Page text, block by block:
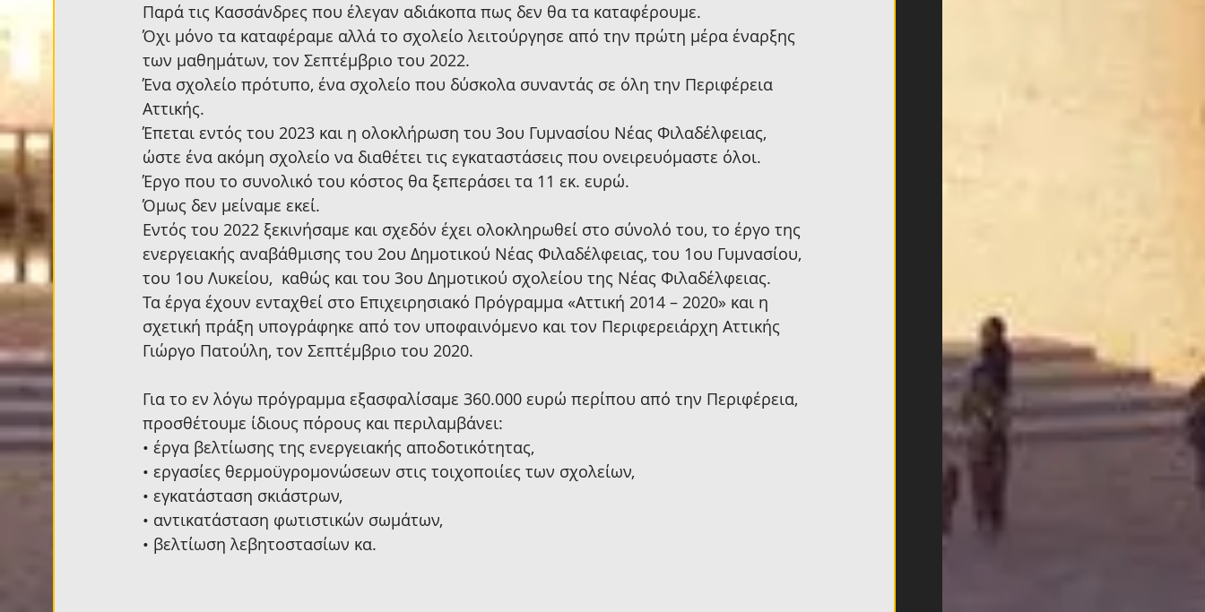
Παρά τις Κασσάνδρες που έλεγαν αδιάκοπα πως δεν θα τα καταφέρουμε.
Όχι μόνο τα καταφέραμε αλλά το σχολείο λειτούργησε από την πρώτη μέρα έναρξης
των μαθημάτων, τον Σεπτέμβριο του 2022.
Ένα σχολείο πρότυπο, ένα σχολείο που δύσκολα συναντάς σε όλη την Περιφέρεια
Αττικής.
Έπεται εντός του 2023 και η ολοκλήρωση του 3ου Γυμνασίου Νέας Φιλαδέλφειας,
ώστε ένα ακόμη σχολείο να διαθέτει τις εγκαταστάσεις που ονειρευόμαστε όλοι.
Έργο που το συνολικό του κόστος θα ξεπεράσει τα 11 εκ. ευρώ.
Όμως δεν μείναμε εκεί.
Εντός του 2022 ξεκινήσαμε και σχεδόν έχει ολοκληρωθεί στο σύνολό του, το έργο της
ενεργειακής αναβάθμισης του 2ου Δημοτικού Νέας Φιλαδέλφειας, του 1ου Γυμνασίου,
του 1ου Λυκείου,  καθώς και του 3ου Δημοτικού σχολείου της Νέας Φιλαδέλφειας.
Τα έργα έχουν ενταχθεί στο Επιχειρησιακό Πρόγραμμα «Αττική 2014 – 2020» και η
σχετική πράξη υπογράφηκε από τον υποφαινόμενο και τον Περιφερειάρχη Αττικής
Γιώργο Πατούλη, τον Σεπτέμβριο του 2020.
Για το εν λόγω πρόγραμμα εξασφαλίσαμε 360.000 ευρώ περίπου από την Περιφέρεια,
προσθέτουμε ίδιους πόρους και περιλαμβάνει:
• έργα βελτίωσης της ενεργειακής αποδοτικότητας,
• εργασίες θερμοϋγρομονώσεων στις τοιχοποιίες των σχολείων,
• εγκατάσταση σκιάστρων,
• αντικατάσταση φωτιστικών σωμάτων,
• βελτίωση λεβητοστασίων κα.